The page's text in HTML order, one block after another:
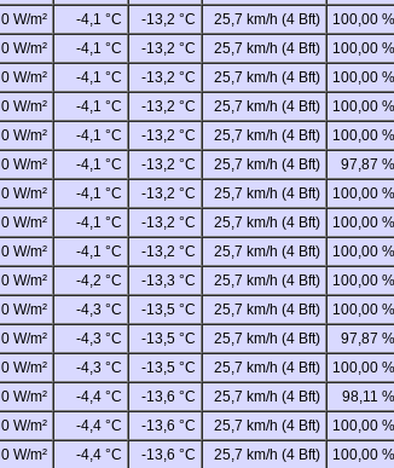
0 W/m² -4,1 °C -13,2 °C 25,7 km/h (4 Bft)
100,00 %
0 W/m² -4,1 °C -13,2 °C 25,7 km/h (4 Bft)
100,00 %
0 W/m² -4,1 °C -13,2 °C 25,7 km/h (4 Bft)
100,00 %
0 W/m² -4,1 °C -13,2 °C 25,7 km/h (4 Bft)
100,00 %
0 W/m² -4,1 °C -13,2 °C 25,7 km/h (4 Bft)
100,00 %
0 W/m² -4,1 °C -13,2 °C 25,7 km/h (4 Bft)
97,87 %
0 W/m² -4,1 °C -13,2 °C 25,7 km/h (4 Bft)
100,00 %
0 W/m² -4,1 °C -13,2 °C 25,7 km/h (4 Bft)
100,00 %
0 W/m² -4,1 °C -13,2 °C 25,7 km/h (4 Bft)
100,00 %
0 W/m² -4,2 °C -13,3 °C 25,7 km/h (4 Bft)
100,00 %
0 W/m² -4,3 °C -13,5 °C 25,7 km/h (4 Bft)
100,00 %
0 W/m² -4,3 °C -13,5 °C 25,7 km/h (4 Bft)
97,87 %
0 W/m² -4,3 °C -13,5 °C 25,7 km/h (4 Bft)
100,00 %
0 W/m² -4,4 °C -13,6 °C 25,7 km/h (4 Bft)
98,11 %
0 W/m² -4,4 °C -13,6 °C 25,7 km/h (4 Bft)
100,00 %
0 W/m² -4,4 °C -13,6 °C 25,7 km/h (4 Bft) 100,00 %